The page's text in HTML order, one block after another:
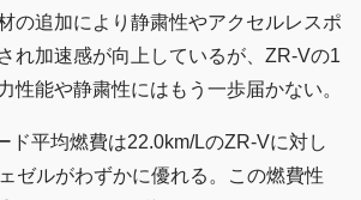
の追加により静粛性やアクセルレスポ
れ加速感が向上しているが、ZR-Vの1
性能や静粛性にはもう一歩届かない。
ド平均燃費は22.0km/LのZR-Vに対し
ゼルがわずかに優れる。この燃費性